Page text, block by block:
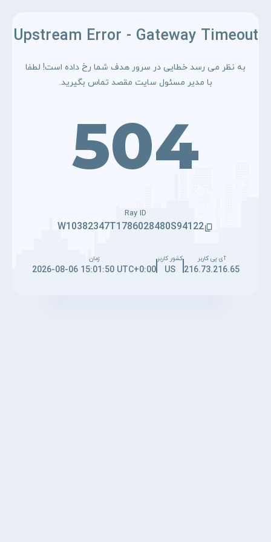
Upstream Error - Gateway Timeout
به نظر می رسد خطایی در سرور هدف شما رخ داده است! لطفا
با مدیر مسئول سایت مقصد تماس بگیرید.
504
Ray ID
W10382347T1786028480S94122
آی پی کاربر
216.73.216.65
کشور کاربر
US
زمان
2026-08-06 15:01:50 UTC+0:00